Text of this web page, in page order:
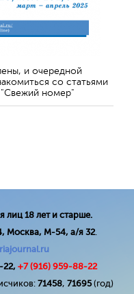
и очередной
со статьями
номер"
лиц 18 лет и старше.
Москва, М-54, а/я 32.
22, +7 (916) 959-88-22
71458, 71695(год)